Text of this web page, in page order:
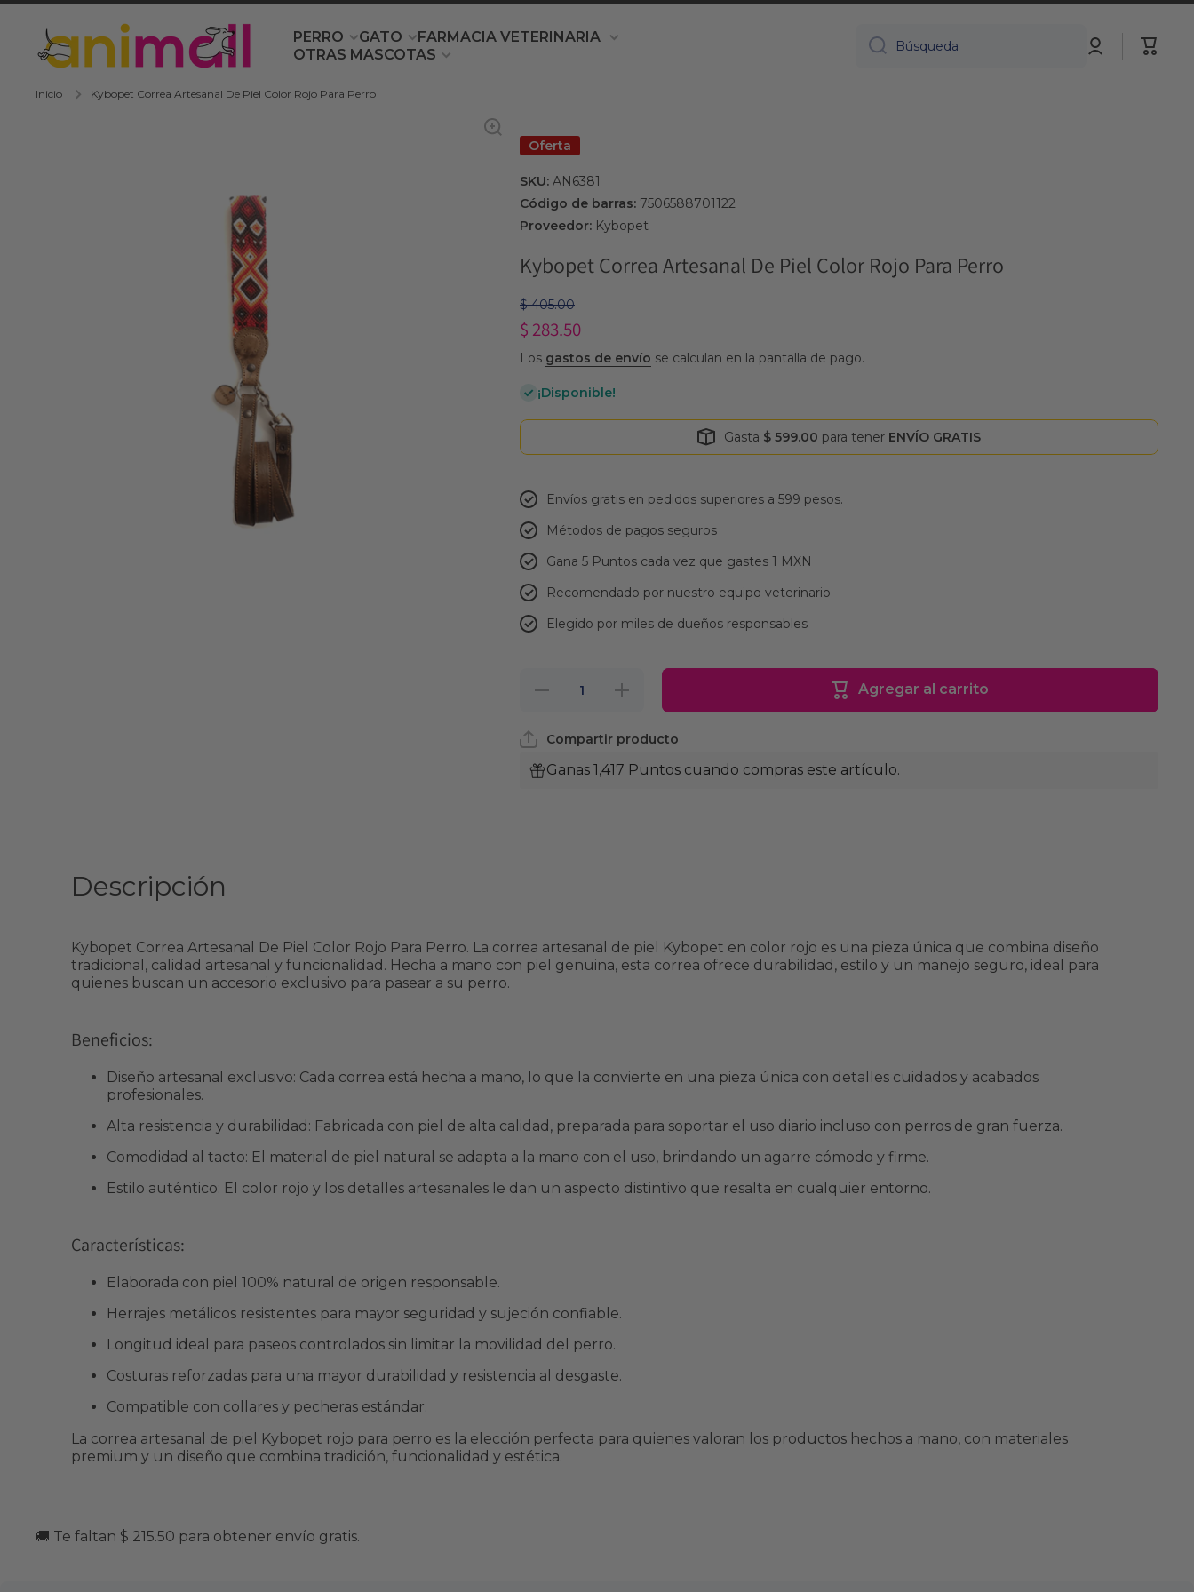
Ir directamente al contenido
PERRO
GATO
FARMACIA VETERINARIA
OTRAS MASCOTAS
Búsqueda
Iniciar
sesión
Carrito
Inicio Kybopet Correa Artesanal De Piel Color Rojo Para Perro
Oferta
SKU: AN6381
Código de barras:7506588701122
Proveedor:Kybopet
Kybopet Correa Artesanal De Piel Color Rojo Para Perro
$ 405.00
$ 283.50
Los gastos de envío se calculan en la pantalla de pago.
¡Disponible!
Gasta $ 599.00 para tener ENVÍO GRATIS
Envíos gratis en pedidos superiores a 599 pesos.
Métodos de pagos seguros
Gana 5 Puntos cada vez que gastes 1 MXN
Recomendado por nuestro equipo veterinario
Elegido por miles de dueños responsables
Reducir
Correa
De Piel
Color
Aumentar
cantidad
Correa
De Piel
Agregar al carrito
Compartir producto
Ganas 1,417 Puntos cuando compras este artículo.
Descripción
Kybopet Correa Artesanal De Piel Color Rojo Para Perro. La correa artesanal de piel Kybopet en color rojo es una pieza única que combina diseño
tradicional, calidad artesanal y funcionalidad. Hecha a mano con piel genuina, esta correa ofrece durabilidad, estilo y un manejo seguro, ideal para
quienes buscan un accesorio exclusivo para pasear a su perro.
Beneficios:
Diseño artesanal exclusivo: Cada correa está hecha a mano, lo que la convierte en una pieza única con detalles cuidados y acabados
profesionales.
Alta resistencia y durabilidad: Fabricada con piel de alta calidad, preparada para soportar el uso diario incluso con perros de gran fuerza.
Comodidad al tacto: El material de piel natural se adapta a la mano con el uso, brindando un agarre cómodo y firme.
Estilo auténtico: El color rojo y los detalles artesanales le dan un aspecto distintivo que resalta en cualquier entorno.
Características:
Elaborada con piel 100% natural de origen responsable.
Herrajes metálicos resistentes para mayor seguridad y sujeción confiable.
Longitud ideal para paseos controlados sin limitar la movilidad del perro.
Costuras reforzadas para una mayor durabilidad y resistencia al desgaste.
Compatible con collares y pecheras estándar.
La correa artesanal de piel Kybopet rojo para perro es la elección perfecta para quienes valoran los productos hechos a mano, con materiales
premium y un diseño que combina tradición, funcionalidad y estética.
🚚 Te faltan $ 215.50 para obtener envío gratis.